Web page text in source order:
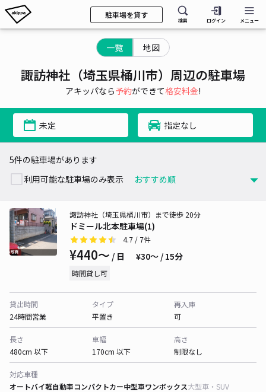
駐車場を貸す
検索 ログイン メニュー
一覧 地図
諏訪神社（埼玉県桶川市）周辺の駐車場
アキッパなら予約ができて格安料金!
未定 指定なし
5件の駐車場があります
利用可能な駐車場のみ表示
ドミール北本駐車場(1)
諏訪神社（埼玉県桶川市）まで徒歩 20分
4.7 / 7件
¥440〜 / 日 ¥30〜 / 15分
時間貸し可
貸出時間
24時間営業
タイプ
平置き
再入庫
可
長さ
480cm 以下
車幅
170cm 以下
高さ
制限なし
対応車種
オートバイ軽自動車コンパクトカー中型車ワンボックス大型車・SUV